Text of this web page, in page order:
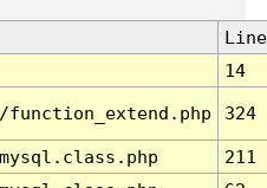
Line
14
324
211